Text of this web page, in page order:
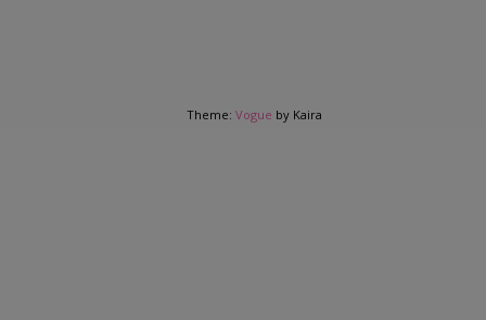
Theme: Vogue by Kaira